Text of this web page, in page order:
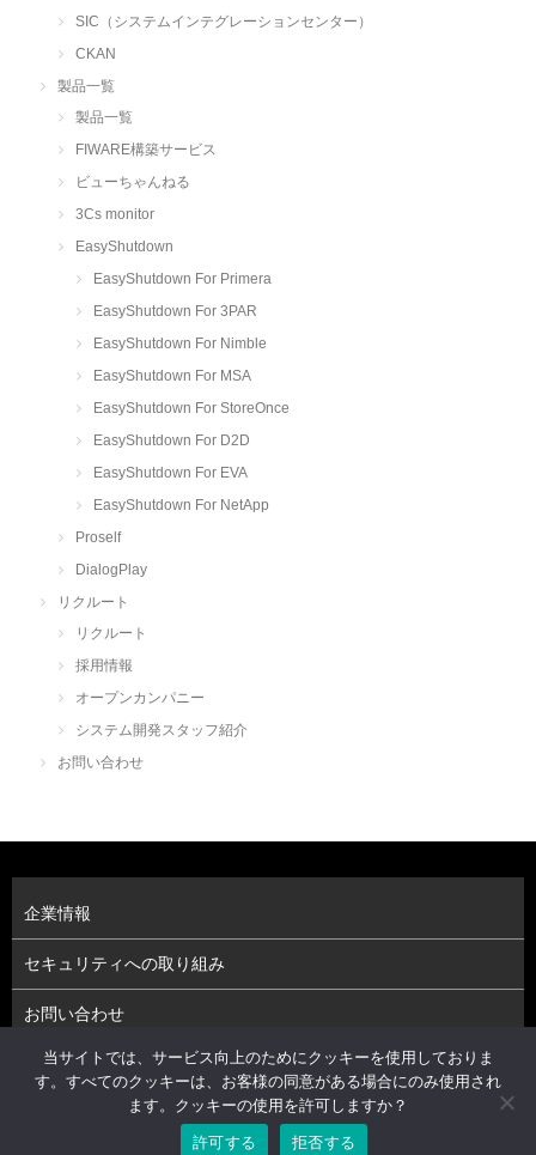
SIC（システムインテグレーションセンター）
CKAN
製品一覧
製品一覧
FIWARE構築サービス
ビューちゃんねる
3Cs monitor
EasyShutdown
EasyShutdown For Primera
EasyShutdown For 3PAR
EasyShutdown For Nimble
EasyShutdown For MSA
EasyShutdown For StoreOnce
EasyShutdown For D2D
EasyShutdown For EVA
EasyShutdown For NetApp
Proself
DialogPlay
リクルート
リクルート
採用情報
オープンカンパニー
システム開発スタッフ紹介
お問い合わせ
企業情報
セキュリティへの取り組み
お問い合わせ
プライバシーポリシー（個人情報保護方針）
株式会社アーベルソフト © 2026. All Rights Reserved.
Powered by .
isotype.
当サイトでは、サービス向上のためにクッキーを使用しておりま
す。すべてのクッキーは、お客様の同意がある場合にのみ使用され
ます。クッキーの使用を許可しますか？
許可する
拒否する